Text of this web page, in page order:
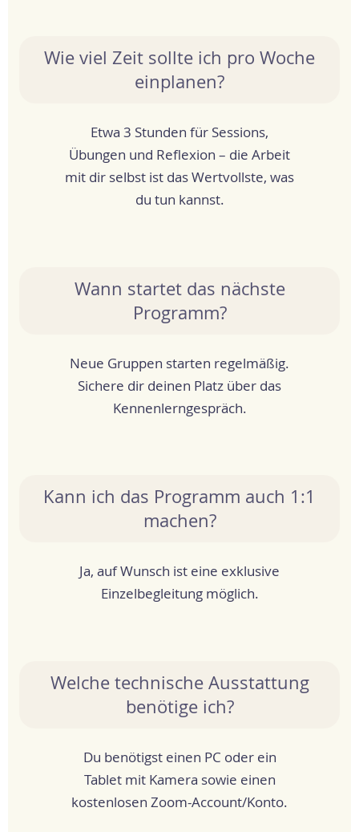
Wie viel Zeit sollte ich pro Woche
einplanen?
Etwa 3 Stunden für Sessions,
Übungen und Reflexion – die Arbeit
mit dir selbst ist das Wertvollste, was
du tun kannst.
Wann startet das nächste
Programm?
Neue Gruppen starten regelmäßig.
Sichere dir deinen Platz über das
Kennenlerngespräch.
Kann ich das Programm auch 1:1
machen?
Ja, auf Wunsch ist eine exklusive
Einzelbegleitung möglich.
Welche technische Ausstattung
benötige ich?
Du benötigst einen PC oder ein
Tablet mit Kamera sowie einen
kostenlosen Zoom-Account/Konto.